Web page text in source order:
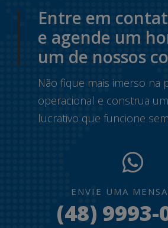
Entre em
e agende um
um de nossos
Não fique mais imerso na
operacional e construa
lucrativo que funcione
ENVIE UMA
(48) 9993-